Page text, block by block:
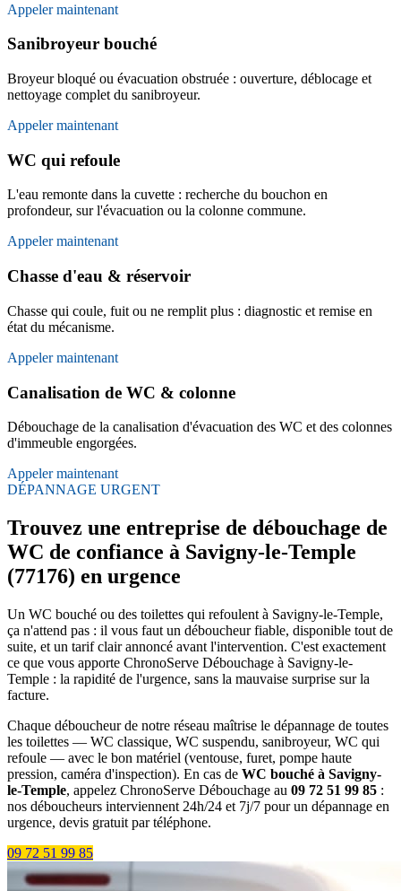
Appeler maintenant
Sanibroyeur bouché
Broyeur bloqué ou évacuation obstruée : ouverture, déblocage et
nettoyage complet du sanibroyeur.
Appeler maintenant
WC qui refoule
L'eau remonte dans la cuvette : recherche du bouchon en
profondeur, sur l'évacuation ou la colonne commune.
Appeler maintenant
Chasse d'eau & réservoir
Chasse qui coule, fuit ou ne remplit plus : diagnostic et remise en
état du mécanisme.
Appeler maintenant
Canalisation de WC & colonne
Débouchage de la canalisation d'évacuation des WC et des colonnes
d'immeuble engorgées.
Appeler maintenant
DÉPANNAGE URGENT
Trouvez une entreprise de débouchage de
WC de confiance à Savigny-le-Temple
(77176) en urgence
Un WC bouché ou des toilettes qui refoulent à Savigny-le-Temple,
ça n'attend pas : il vous faut un déboucheur fiable, disponible tout de
suite, et un tarif clair annoncé avant l'intervention. C'est exactement
ce que vous apporte ChronoServe Débouchage à Savigny-le-
Temple : la rapidité de l'urgence, sans la mauvaise surprise sur la
facture.
Chaque déboucheur de notre réseau maîtrise le dépannage de toutes
les toilettes — WC classique, WC suspendu, sanibroyeur, WC qui
refoule — avec le bon matériel (ventouse, furet, pompe haute
pression, caméra d'inspection). En cas de WC bouché à Savigny-
le-Temple, appelez ChronoServe Débouchage au 09 72 51 99 85 :
nos déboucheurs interviennent 24h/24 et 7j/7 pour un dépannage en
urgence, devis gratuit par téléphone.
09 72 51 99 85